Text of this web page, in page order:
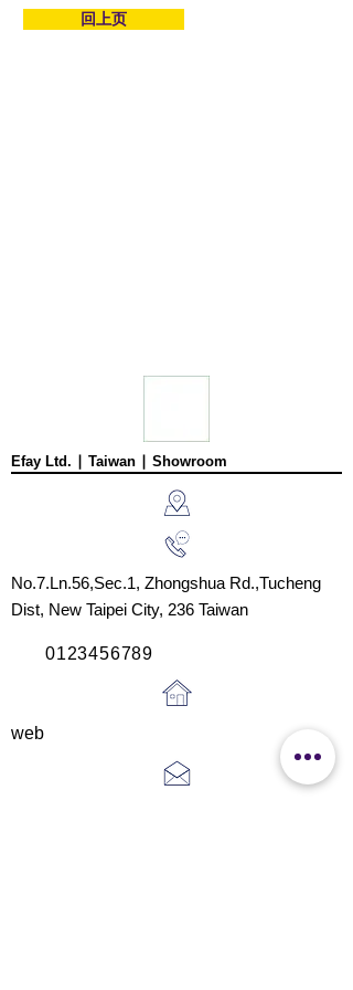
回上页
Efay Ltd. ∣ Taiwan ∣ Showroom
No.7.Ln.56,Sec.1, Zhongshua Rd.,Tucheng
Dist, New Taipei City, 236 Taiwan
0123456789
web